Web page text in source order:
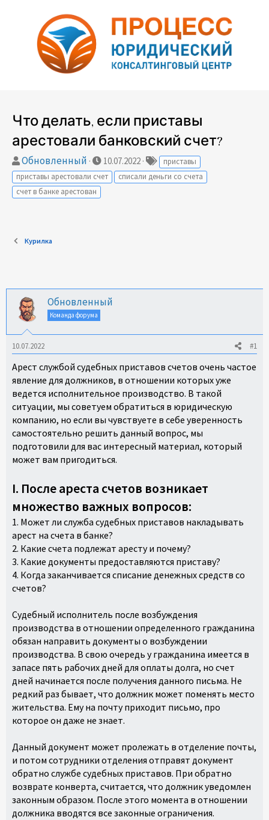
Что делать, если приставы
арестовали банковский счет?
А
в
т
о
Обновленный
Д
а
т
и
я
10.07.2022
Т
е
г
приставы
приставы арестовали счет
списали деньги со счета
счет в банке арестован
Курилка
Обновленный
Команда форума
10.07.2022 #1
Арест службой судебных приставов счетов очень частое
явление для должников, в отношении которых уже
ведется исполнительное производство. В такой
ситуации, мы советуем обратиться в юридическую
компанию, но если вы чувствуете в себе уверенность
самостоятельно решить данный вопрос, мы
подготовили для вас интересный материал, который
может вам пригодиться.
I. После ареста счетов возникает
множество важных вопросов:
1. Может ли служба судебных приставов накладывать
арест на счета в банке?
2. Какие счета подлежат аресту и почему?
3. Какие документы предоставляются приставу?
4. Когда заканчивается списание денежных средств со
счетов?
Судебный исполнитель после возбуждения
производства в отношении определенного гражданина
обязан направить документы о возбуждении
производства. В свою очередь у гражданина имеется в
запасе пять рабочих дней для оплаты долга, но счет
дней начинается после получения данного письма. Не
редкий раз бывает, что должник может поменять место
жительства. Ему на почту приходит письмо, про
которое он даже не знает.
Данный документ может пролежать в отделение почты,
и потом сотрудники отделения отправят документ
обратно службе судебных приставов. При обратно
возврате конверта, считается, что должник уведомлен
законным образом. После этого момента в отношении
должника вводятся все законные ограничения.